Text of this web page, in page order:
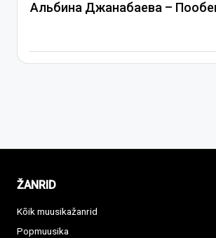
Спасибо, сердце
ŽANRID
Kõik muusikažanrid
Popmuusika